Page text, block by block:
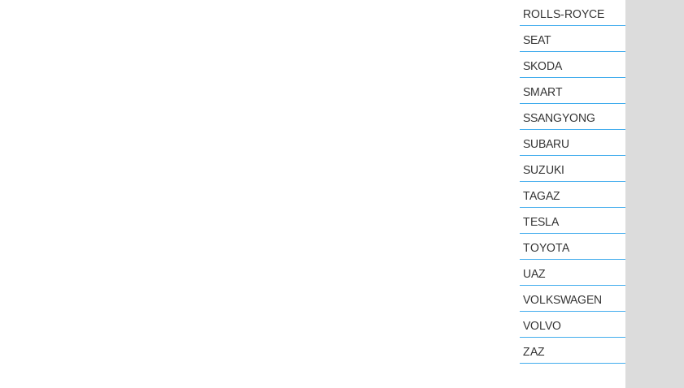
ROLLS-ROYCE
SEAT
SKODA
SMART
SSANGYONG
SUBARU
SUZUKI
TAGAZ
TESLA
TOYOTA
UAZ
VOLKSWAGEN
VOLVO
ZAZ